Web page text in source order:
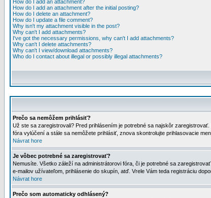
How do I add an attachment?
How do I add an attachment after the initial posting?
How do I delete an attachment?
How do I update a file comment?
Why isn't my attachment visible in the post?
Why can't I add attachments?
I've got the necessary permissions, why can't I add attachments?
Why can't I delete attachments?
Why can't I view/download attachments?
Who do I contact about illegal or possibly illegal attachments?
Prečo sa nemôžem prihlásiť?
Už ste sa zaregistrovali? Pred prihlásením je potrebné sa najskôr
fóra vylúčení a stále sa nemôžete prihlásiť, znova skontrolujte prihlasovacie
Návrat hore
Je vôbec potrebné sa zaregistrovať?
Nemusíte. Všetko záleží na administrátorovi fóra, či je potrebné sa
e-mailov užívateľom, prihlásenie do skupín, atď. Vrele Vám teda registráciu
Návrat hore
Prečo som automaticky odhlásený?